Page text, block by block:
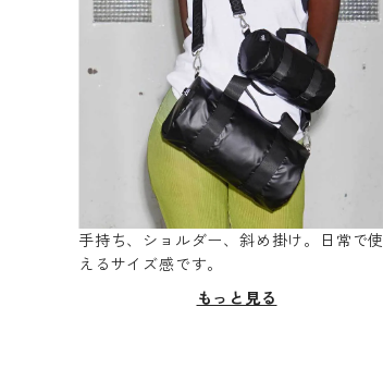
手持ち、ショルダー、斜め掛け。日常で使
えるサイズ感です。
もっと見る